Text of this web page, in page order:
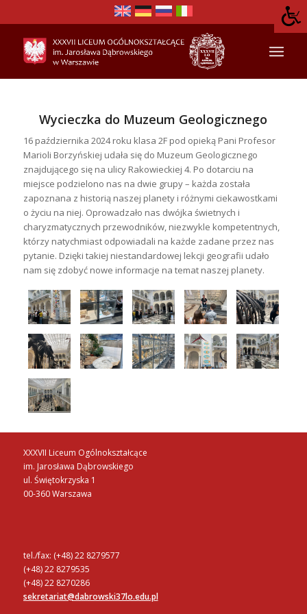
Wycieczka do Muzeum Geologicznego
16 października 2024 roku klasa 2F pod opieką Pani Profesor
Marioli Borzyńskiej udała się do Muzeum Geologicznego
znajdującego się na ulicy Rakowieckiej 4. Po dotarciu na
miejsce podzielono nas na dwie grupy – każda została
zapoznana z historią naszej planety i różnymi ciekawostkami
o życiu na niej. Oprowadzało nas dwójka świetnych i
charyzmatycznych przewodników, niezwykle kompetentnych,
którzy natychmiast odpowiadali na każde zadane przez nas
pytanie. Dzięki takiej niestandardowej lekcji geografii udało
nam się zdobyć nowe informacje na temat naszej planety.
XXXVII Liceum Ogólnokształcące
im. Jarosława Dąbrowskiego
ul. Świętokrzyska 1
00-360 Warszawa
tel./fax: (+48) 22 8279577
(+48) 22 8279535
(+48) 22 8270286
sekretariat@dabrowski37lo.edu.pl